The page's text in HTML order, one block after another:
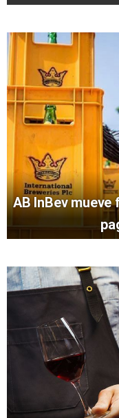
AB InBev